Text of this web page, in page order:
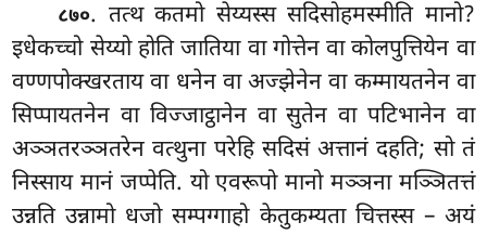
८७०. तत्थ कतमो सेय्यस्स सदिसोहमस्मीति मानो?
इधेकच्चो सेय्यो होति जातिया वा गोत्तेन वा कोलपुत्तियेन वा
वण्णपोक्खरताय वा धनेन वा अज्झेनेन वा कम्मायतनेन वा
सिप्पायतनेन वा विज्जाट्ठानेन वा सुतेन वा पटिभानेन वा
अञ्ञतरञ्ञतरेन वत्थुना परेहि सदिसं अत्तानं दहति; सो तं
निस्साय मानं जप्पेति. यो एवरूपो मानो मञ्ञना मञ्ञितत्तं
उन्नति उन्नामो धजो सम्पग्गाहो केतुकम्यता चित्तस्स – अयं